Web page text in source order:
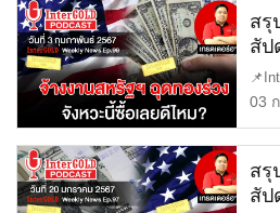
สรุ
สัป
| ร
รา
ข่าว
03
สรุ
สัป